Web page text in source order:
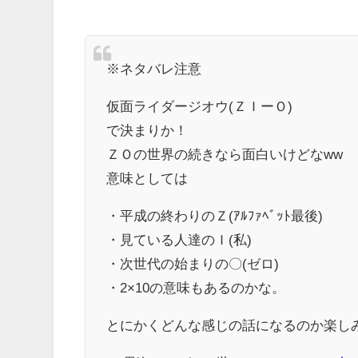
※ネタバレ注意
仮面ライダージオウ(ＺＩーＯ)
で決まりか！
ＺＯの世界の続きなら面白いけどなww
意味としては
・平成の終わりのＺ(ｱﾙﾌｧﾍﾞｯﾄ最後)
・見ている人達のＩ(私)
・次世代の始まりの〇(ゼロ)
・2×10の意味もあるのかな。
とにかくどんな感じの話になるのか楽し